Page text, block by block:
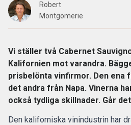
Robert
Montgomerie
Vi ställer två Cabernet
Kalifornien mot varandra.
prisbelönta vinfirmor. Den ena
det andra från Napa. Vinerna
också tydliga skillnader. Går
Den kaliforniska vinindustrin har